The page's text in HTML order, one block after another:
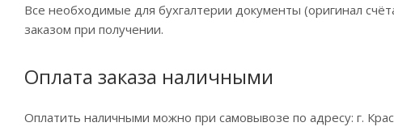
Все необходимые для бухгалтерии документы (оригинал
заказом при получении.
Оплата заказа наличными
Оплатить наличными можно при самовывозе по адресу: г.